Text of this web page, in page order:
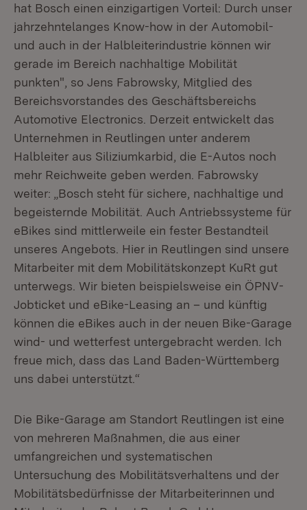
hat Bosch einen einzigartigen Vorteil: Durch unser
jahrzehntelanges Know-how in der Automobil-
und auch in der Halbleiterindustrie können wir
gerade im Bereich nachhaltige Mobilität
punkten", so Jens Fabrowsky, Mitglied des
Bereichsvorstandes des Geschäftsbereichs
Automotive Electronics. Derzeit entwickelt das
Unternehmen in Reutlingen unter anderem
Halbleiter aus Siliziumkarbid, die E-Autos noch
mehr Reichweite geben werden. Fabrowsky
weiter: „Bosch steht für sichere, nachhaltige und
begeisternde Mobilität. Auch Antriebssysteme für
eBikes sind mittlerweile ein fester Bestandteil
unseres Angebots. Hier in Reutlingen sind unsere
Mitarbeiter mit dem Mobilitätskonzept KuRt gut
unterwegs. Wir bieten beispielsweise ein ÖPNV-
Jobticket und eBike-Leasing an – und künftig
können die eBikes auch in der neuen Bike-Garage
wind- und wetterfest untergebracht werden. Ich
freue mich, dass das Land Baden-Württemberg
uns dabei unterstützt.“
Die Bike-Garage am Standort Reutlingen ist eine
von mehreren Maßnahmen, die aus einer
umfangreichen und systematischen
Untersuchung des Mobilitätsverhaltens und der
Mobilitätsbedürfnisse der Mitarbeiterinnen und